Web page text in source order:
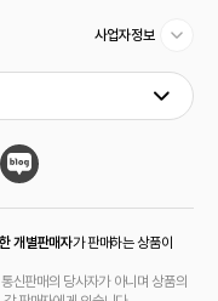
사업자정보
개별판매자가 판매하는 상품이
신판매의 당사자가 아니며 상품의